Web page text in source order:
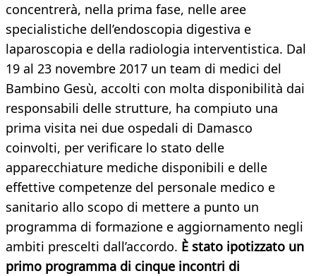
concentrerà, nella prima fase, nelle aree
specialistiche dell’endoscopia digestiva e
laparoscopia e della radiologia interventistica. Dal
19 al 23 novembre 2017 un team di medici del
Bambino Gesù, accolti con molta disponibilità dai
responsabili delle strutture, ha compiuto una
prima visita nei due ospedali di Damasco
coinvolti, per verificare lo stato delle
apparecchiature mediche disponibili e delle
effettive competenze del personale medico e
sanitario allo scopo di mettere a punto un
programma di formazione e aggiornamento negli
ambiti prescelti dall’accordo. È stato ipotizzato un
primo programma di cinque incontri di